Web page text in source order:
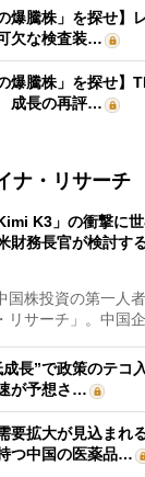
爆騰株」を探せ】
欠な検査装…
爆騰株」を探せ】
成長の再評…
ナ・リサーチ
K3」の衝撃に
務長官が検討す
株投資の第一人
リサーチ」。中国
成長”で政策のテ
が予想さ…
要拡大が見込まれ
つ中国の医薬品…